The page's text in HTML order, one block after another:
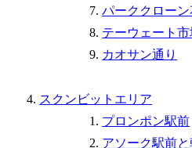
パーククロー
テーウェート市
カオサン通り
スクンビットエリア
プロンポン駅前
アソーク駅前